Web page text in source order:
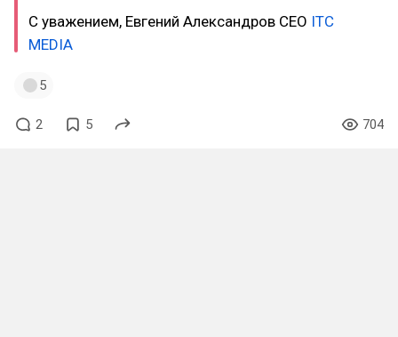
С уважением, Евгений Александров CEO ITC
MEDIA
5
2 5 704